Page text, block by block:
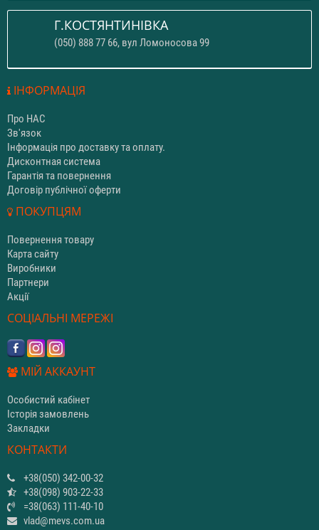
Г.КОСТЯНТИНІВКА
(050) 888 77 66, вул Ломоносова 99
ІНФОРМАЦІЯ
Про НАС
Зв'язок
Інформація про доставку та оплату.
Дисконтная система
Гарантія та повернення
Договір публічної оферти
ПОКУПЦЯМ
Повернення товару
Карта сайту
Виробники
Партнери
Акції
СОЦІАЛЬНІ МЕРЕЖІ
МІЙ АККАУНТ
Особистий кабінет
Історія замовлень
Закладки
КОНТАКТИ
+38(050) 342-00-32
+38(098) 903-22-33
=38(063) 111-40-10
vlad@mevs.com.ua